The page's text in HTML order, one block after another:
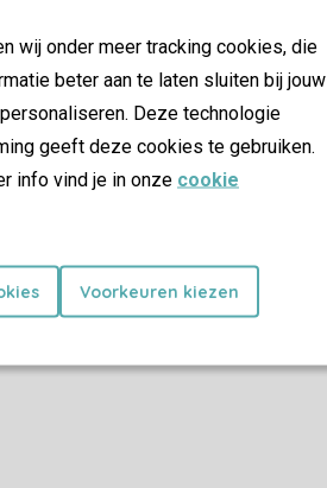
wij onder meer tracking cookies, die
beter aan te laten sluiten bij jouw
Deze technologie
geeft deze cookies te gebruiken.
info vind je in onze cookie
Voorkeuren kiezen